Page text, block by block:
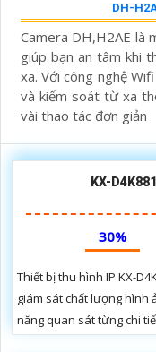
DH-
Camera DH,H2AE là
giúp bạn an tâm khi
xa. Với công nghệ
và kiểm soát từ xa
vài thao tác đơn giản
KX-
30%
Thiết bị thu hình IP KX-
giám sát chất lượng hình
năng quan sát từng chi